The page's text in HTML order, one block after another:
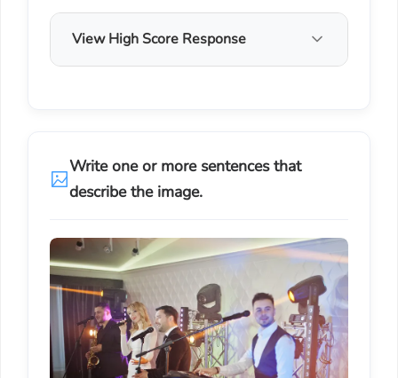
View High Score Response
Write one or more sentences that
describe the image.